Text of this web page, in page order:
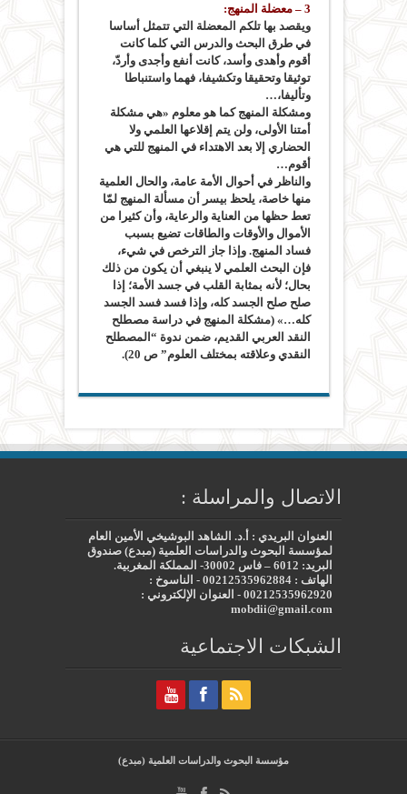
3 – معضلة المنهج:
ويقصد بها تلكم المعضلة التي تتمثل أساسا
في طرق البحث والدرس التي كلما كانت
أقوم وأهدى وأسد، كانت أنفع وأجدى وأردّ،
توثيقا وتحقيقا وتكشيفا، فهما واستنباطا
وتأليفا،…
ومشكلة المنهج كما هو معلوم «هي مشكلة
أمتنا الأولى، ولن يتم إقلاعها العلمي ولا
الحضاري إلا بعد الاهتداء في المنهج للتي هي
أقوم…
والناظر في أحوال الأمة عامة، والحال العلمية
منها خاصة، يلحظ بيسر أن مسألة المنهج لمّا
تعط حظها من العناية والرعاية، وأن كثيرا من
الأموال والأوقات والطاقات تضيع بسبب
فساد المنهج. وإذا جاز الترخص في شيء،
فإن البحث العلمي لا ينبغي أن يكون من ذلك
بحال؛ لأنه بمثابة القلب في جسد الأمة؛ إذا
صلح صلح الجسد كله، وإذا فسد فسد الجسد
كله…» (مشكلة المنهج في دراسة مصطلح
النقد العربي القديم، ضمن ندوة “المصطلح
النقدي وعلاقته بمختلف العلوم” ص 20).
الاتصال والمراسلة :
العنوان البريدي : أ.د. الشاهد البوشيخي الأمين العام
لمؤسسة البحوث والدراسات العلمية (مبدع) صندوق
البريد: 6012 – فاس 30002- المملكة المغربية.
الهاتف : 00212535962884 - الناسوخ :
00212535962920 - العنوان الإلكتروني :
mobdii@gmail.com
الشبكات الاجتماعية
مؤسسة البحوث والدراسات العلمية (مبدع)